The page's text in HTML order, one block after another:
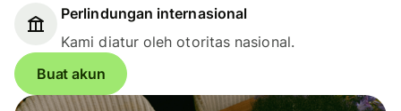
Perlindungan internasional
Kami diatur oleh otoritas nasional.
Buat akun